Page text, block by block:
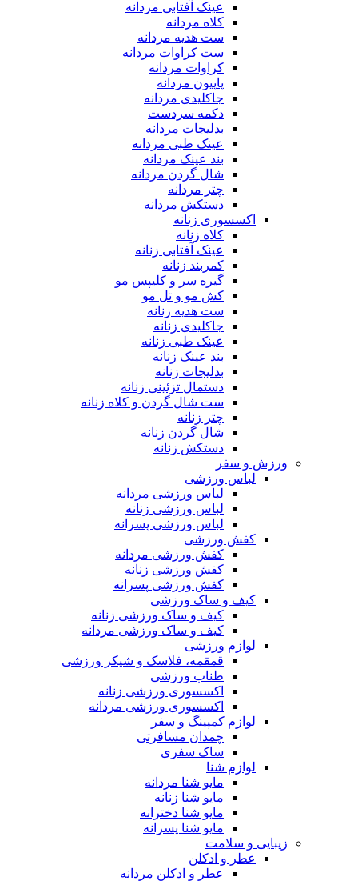
عینک آفتابی مردانه
کلاه مردانه
ست هدیه مردانه
ست کراوات مردانه
کراوات مردانه
پاپیون مردانه
جاکلیدی مردانه
دکمه سردست
بدلیجات مردانه
عینک طبی مردانه
بند عینک مردانه
شال گردن مردانه
چتر مردانه
دستکش مردانه
اکسسوری زنانه
کلاه زنانه
عینک آفتابی زنانه
کمربند زنانه
گیره سر و کلیپس مو
کش مو و تل مو
ست هدیه زنانه
جاکلیدی زنانه
عینک طبی زنانه
بند عینک زنانه
بدلیجات زنانه
دستمال تزئینی زنانه
ست شال گردن و کلاه زنانه
چتر زنانه
شال گردن زنانه
دستکش زنانه
ورزش و سفر
لباس ورزشی
لباس ورزشی مردانه
لباس ورزشی زنانه
لباس ورزشی پسرانه
کفش ورزشی
کفش ورزشی مردانه
کفش ورزشی زنانه
کفش ورزشی پسرانه
کیف و ساک ورزشی
کیف و ساک ورزشی زنانه
کیف و ساک ورزشی مردانه
لوازم ورزشی
قمقمه، فلاسک و شیکر ورزشی
طناب ورزشی
اکسسوری ورزشی زنانه
اکسسوری ورزشی مردانه
لوازم کمپینگ و سفر
چمدان مسافرتی
ساک سفری
لوازم شنا
مایو شنا مردانه
مایو شنا زنانه
مایو شنا دخترانه
مایو شنا پسرانه
زیبایی و سلامت
عطر و ادکلن
عطر و ادکلن مردانه